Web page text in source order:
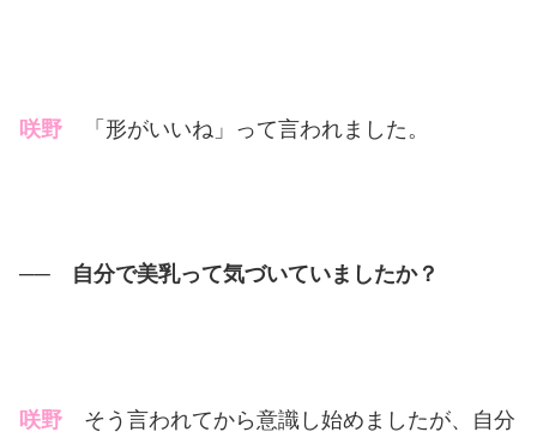
咲野 「形がいいね」って言われました。
── 自分で美乳って気づいていましたか？
咲野 そう言われてから意識し始めましたが、自分